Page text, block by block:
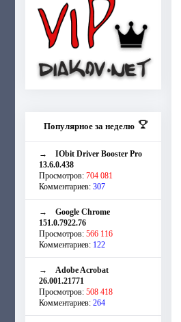
Популярное за неделю
→ IObit Driver Booster Pro
13.6.0.438
Просмотров: 704 081
Комментариев: 307
→ Google Chrome
151.0.7922.76
Просмотров: 566 116
Комментариев: 122
→ Adobe Acrobat
26.001.21771
Просмотров: 508 418
Комментариев: 264